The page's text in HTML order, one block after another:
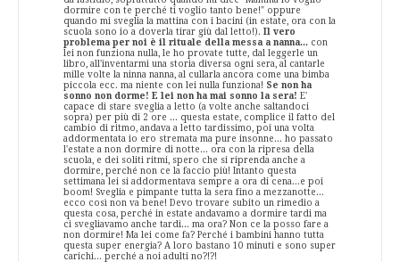
dormire con te perché ti voglio tanto bene!" oppure
quando mi sveglia la mattina con i bacini (in estate, ora con la
scuola sono io a doverla tirar giù dal letto!). Il vero
problema per noi è il rituale della messa a nanna... con
lei non funziona nulla, le ho provate tutte, dal leggerle un
libro, all'inventarmi una storia diversa ogni sera, al cantarle
mille volte la ninna nanna, al cullarla ancora come una bimba
piccola ecc. ma niente con lei nulla funziona! Se non ha
sonno non dorme! E lei non ha mai sonno la sera! E'
capace di stare sveglia a letto (a volte anche saltandoci
sopra) per più di 2 ore ... questa estate, complice il fatto del
cambio di ritmo, andava a letto tardissimo, poi una volta
addormentata io ero stremata ma pure insonne... ho passato
l'estate a non dormire di notte... ora con la ripresa della
scuola, e dei soliti ritmi, spero che si riprenda anche a
dormire, perché non ce la faccio più! Intanto questa
settimana lei si addormentava sempre a ora di cena...e poi
boom! Sveglia e pimpante tutta la sera fino a mezzanotte...
ecco così non va bene! Devo trovare subito un rimedio a
questa cosa, perché in estate andavamo a dormire tardi ma
ci svegliavamo anche tardi... ma ora? Non ce la posso fare a
non dormire! Ma lei come fa? Perché i bambini hanno tutta
questa super energia? A loro bastano 10 minuti e sono super
carichi... perché a noi adulti no?!?!